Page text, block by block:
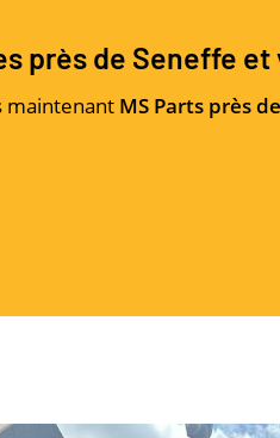
près de Seneffe
maintenant MS Parts près